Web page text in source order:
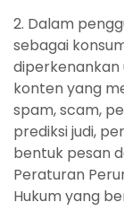
2. Dalam
sebagai
diperkenankan
konten yang
spam, scam,
prediksi judi,
bentuk pesan
Peraturan
Hukum yang